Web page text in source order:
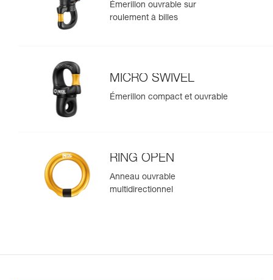
Émerillon ouvrable sur
roulement à billes
MICRO SWIVEL
Émerillon compact et ouvrable
RING OPEN
Anneau ouvrable
multidirectionnel